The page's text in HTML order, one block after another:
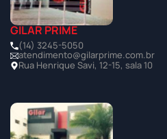
GILAR PRIME
(14) 3245-5050
atendimento@gilarprime.com.br
Rua Henrique Savi, 12-15, sala 10